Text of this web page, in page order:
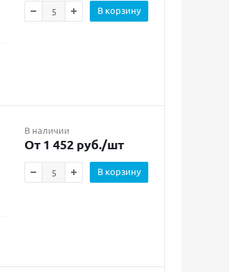
В корзину
В наличии
От 1 452 руб./шт
В корзину